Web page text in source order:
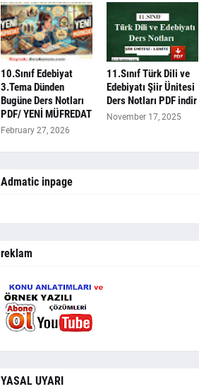
10.Sınıf Edebiyat
3.Tema Dünden
Bugüne Ders Notları
PDF/ YENİ MÜFREDAT
February 27, 2026
11.Sınıf Türk Dili ve
Edebiyatı Şiir Ünitesi
Ders Notları PDF indir
November 17, 2025
Admatic inpage
reklam
YASAL UYARI